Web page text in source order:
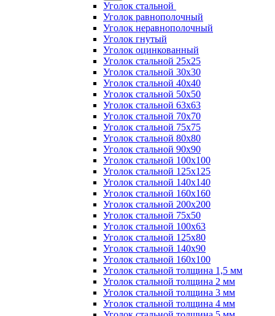
Уголок стальной
Уголок равнополочный
Уголок неравнополочный
Уголок гнутый
Уголок оцинкованный
Уголок стальной 25х25
Уголок стальной 30х30
Уголок стальной 40х40
Уголок стальной 50х50
Уголок стальной 63х63
Уголок стальной 70х70
Уголок стальной 75х75
Уголок стальной 80х80
Уголок стальной 90х90
Уголок стальной 100х100
Уголок стальной 125х125
Уголок стальной 140х140
Уголок стальной 160х160
Уголок стальной 200х200
Уголок стальной 75х50
Уголок стальной 100х63
Уголок стальной 125х80
Уголок стальной 140х90
Уголок стальной 160х100
Уголок стальной толщина 1,5 мм
Уголок стальной толщина 2 мм
Уголок стальной толщина 3 мм
Уголок стальной толщина 4 мм